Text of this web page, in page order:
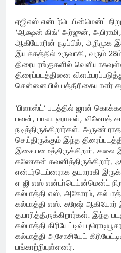
ஏஜிஎஸ் என்டர்டெயின்மென்ட்
‘ஆக்ஷன் கிங்’ அர்ஜுன்,
ஆகியோரின் நடிப்பில், அறிமுக
இயக்கத்தில் உருவாகி, வரும்
திரையரங்குகளில்
திரைப்படத்தினை
சென்னையில் பத்திரிகையாளர்
‘பிளாஸ்ட்’ படத்தில் ஜான்
பவன், பாலா ஹாசன், வினோத்
நடித்திருக்கிறார்கள். அருண்
செய்திருக்கும் இந்த
இசையமைத்திருக்கிறார்.
கணேசன் கவனித்திருக்கிறார்.
என்டர்டெய்னராக தயாராகி
ஏ ஜி எஸ் என்டர்டெய்ன்மென்ட்
கல்பாத்தி எஸ். அகோரம்,
கல்பாத்தி எஸ். சுரேஷ்
தயாரித்திருக்கிறார்கள். இந்த
கல்பாத்தி கிரியேட்டிவ்
கல்பாத்தி அசோசியேட்
பங்காற்றியுள்ளனர்.